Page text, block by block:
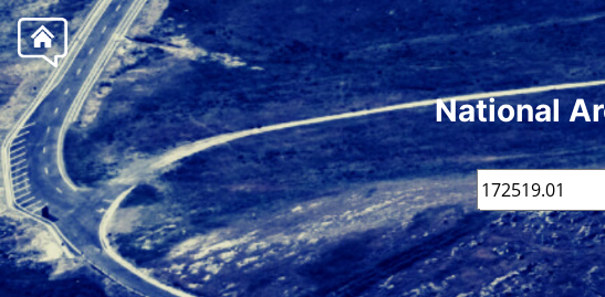
National